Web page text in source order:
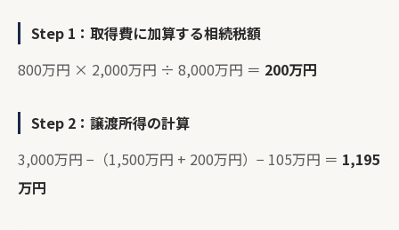
Step 1：取得費に加算する相続税額
800万円 × 2,000万円 ÷ 8,000万円 ＝ 200万円
Step 2：譲渡所得の計算
3,000万円 −（1,500万円 + 200万円）− 105万円 ＝ 1,195
万円